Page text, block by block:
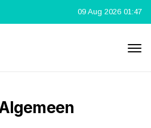
09 Aug 2026 01:47